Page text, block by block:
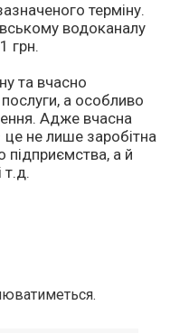
терміну.
водоканалу
грн.
та вчасно
а особливо
Адже вчасна
це не лише заробітна
підприємства, а й
т.д.